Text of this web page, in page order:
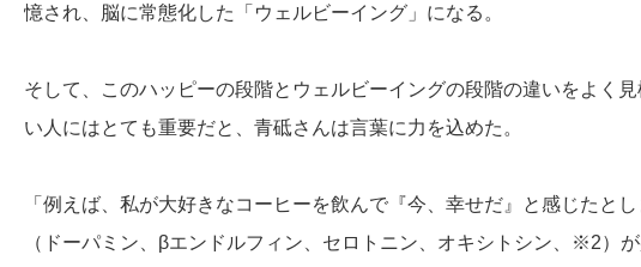
憶され、脳に常態化した「ウェルビーイング」になる。
そして、このハッピーの段階とウェルビーイングの段階の違いをよく
い人にはとても重要だと、青砥さんは言葉に力を込めた。
「例えば、私が大好きなコーヒーを飲んで『今、幸せだ』と感じたと
（ドーパミン、βエンドルフィン、セロトニン、オキシトシン、※2）